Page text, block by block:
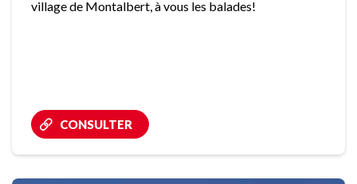
village de Montalbert, à vous les balades!
CONSULTER